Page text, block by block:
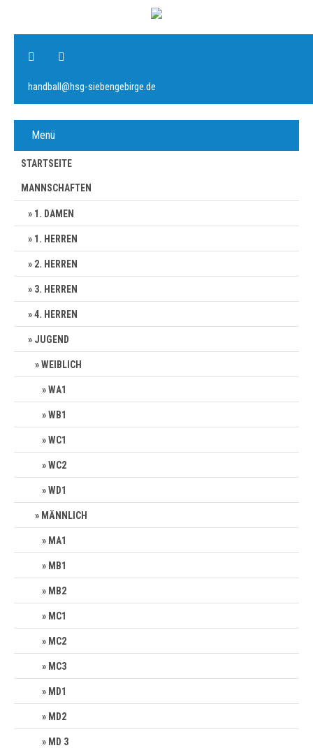
handball@hsg-siebengebirge.de
Menü
STARTSEITE
MANNSCHAFTEN
1. DAMEN
1. HERREN
2. HERREN
3. HERREN
4. HERREN
JUGEND
WEIBLICH
WA1
WB1
WC1
WC2
WD1
MÄNNLICH
MA1
MB1
MB2
MC1
MC2
MC3
MD1
MD2
MD 3